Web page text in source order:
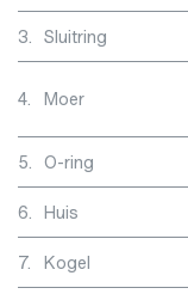
3. Sluitring
4. Moer
5. O-ring
6. Huis
7. Kogel